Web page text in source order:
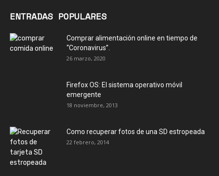
ENTRADAS POPULARES
Comprar alimentación online en tiempo de
“Coronavirus”.
26 marzo, 2020
Firefox OS: El sistema operativo móvil
emergente
18 noviembre, 2013
Como recuperar fotos de una SD estropeada
22 febrero, 2014